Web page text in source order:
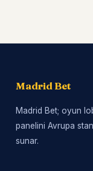
Madrid Bet
Madrid Bet; oyun
panelini Avrupa
sunar.